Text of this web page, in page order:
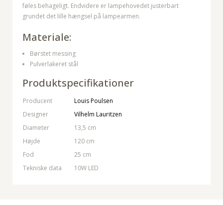
føles behageligt. Endvidere er lampehovedet justerbart
grundet det lille hængsel på lampearmen.
Materiale:
Børstet messing
Pulverlakeret stål
Produktspecifikationer
Producent
Louis Poulsen
Designer
Vilhelm Lauritzen
Diameter
13,5 cm
Højde
120 cm
Fod
25 cm
Tekniske data
10W LED